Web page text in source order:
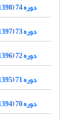
دوره 74 (1398)
دوره 73 (1397)
دوره 72 (1396)
دوره 71 (1395)
دوره 70 (1394)